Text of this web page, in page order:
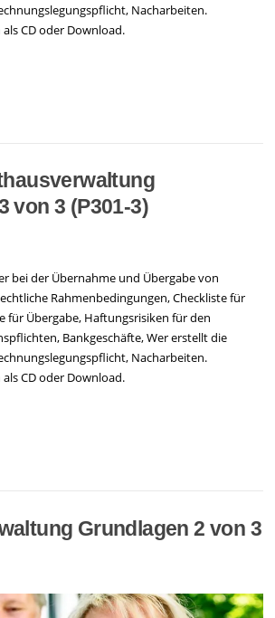
Nacharbeiten.
CD oder Download.
von 3 (P301-3)
bei der Übernahme und Übergabe von
Rahmenbedingungen, Checkliste für
für Übergabe, Haftungsrisiken für den
Bankgeschäfte, Wer erstellt die
Nacharbeiten.
CD oder Download.
Grundlagen 2 von 3